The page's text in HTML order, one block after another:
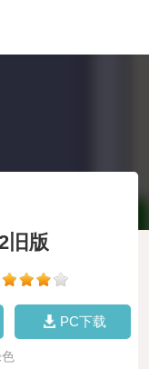
旧版
PC下载